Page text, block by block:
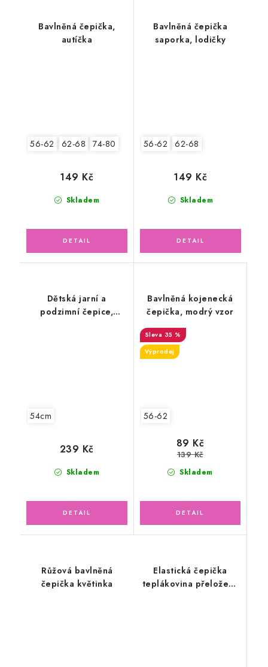
Bavlněná čepička,
autíčka
56-62 62-68 74-80
Skladem
149 Kč
Bavlněná čepička
saporka, lodičky
56-62 62-68
Skladem
149 Kč
Dětská jarní a
podzimní čepice,
54cm
Skladem
239 Kč
Bavlněná kojenecká
čepička, modrý vzor
35 %
Výprodej
56-62
Skladem
89 Kč
139 Kč
Růžová bavlněná
čepička květinka
Elastická čepička
teplákovina přeložený